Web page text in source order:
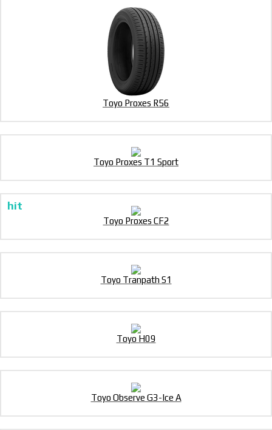
Toyo Proxes R56
Toyo Proxes T1 Sport
Toyo Proxes CF2
Toyo Tranpath S1
Toyo H09
Toyo Observe G3-Ice A